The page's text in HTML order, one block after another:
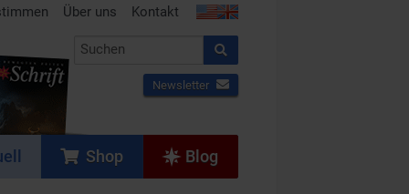
Über uns Kontakt
Newsletter
Shop Blog